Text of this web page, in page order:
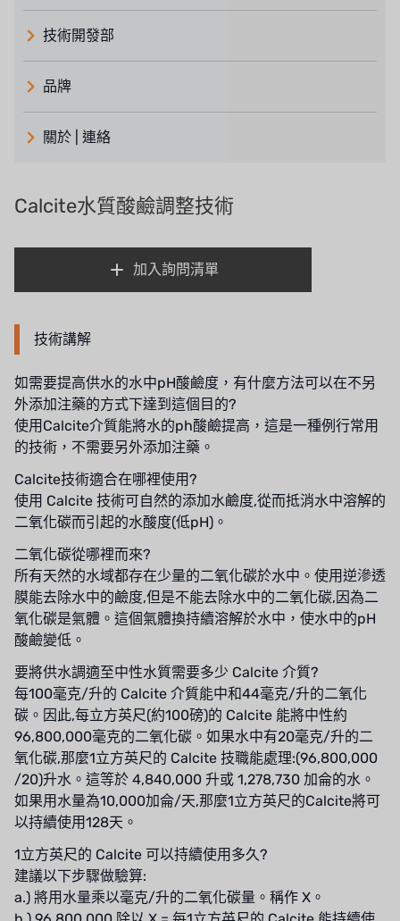
技術開發部
品牌
義大利 ATLAS
義大利AQUA
美國 PENTAIR
德國 SIEMENS
美國 PULSAFEEDER
丹麥 DANFOSS
泰國 HAYCARB
法國 SUNTEC
美國 PUROLITE
日本 NOP
日本 OLYMPIA
日本 KATSURA
義大利 BRAHMA
SAGINOMIYA
HONEYWELL
AZBIL (YAMATAKE)
關於 | 連絡
連絡我們
招募經銷商表單
Calcite水質酸鹼調整技術
加入詢問清單
技術講解
如需要提高供水的水中pH酸鹼度，有什麼方法可以在不另
外添加注藥的方式下達到這個目的?
使用Calcite介質能將水的ph酸鹼提高，這是一種例行常用
的技術，不需要另外添加注藥。
Calcite技術適合在哪裡使用?
使用 Calcite 技術可自然的添加水鹼度,從而抵消水中溶解的
二氧化碳而引起的水酸度(低pH)。
二氧化碳從哪裡而來?
所有天然的水域都存在少量的二氧化碳於水中。使用逆滲透
膜能去除水中的鹼度,但是不能去除水中的二氧化碳,因為二
氧化碳是氣體。這個氣體換持續溶解於水中，使水中的pH
酸鹼變低。
要將供水調適至中性水質需要多少 Calcite 介質?
每100毫克/升的 Calcite 介質能中和44毫克/升的二氧化
碳。因此,每立方英尺(約100磅)的 Calcite 能將中性約
96,800,000毫克的二氧化碳。如果水中有20毫克/升的二
氧化碳,那麼1立方英尺的 Calcite 技職能處理:(96,800,000
/20)升水。這等於 4,840,000 升或 1,278,730 加侖的水。
如果用水量為10,000加侖/天,那麼1立方英尺的Calcite將可
以持續使用128天。
1立方英尺的 Calcite 可以持續使用多久?
建議以下步驟做驗算:
a.) 將用水量乘以毫克/升的二氧化碳量。稱作 X。